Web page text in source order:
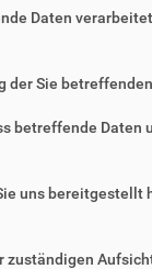
Daten
der Sie
betreffende
uns
zuständigen